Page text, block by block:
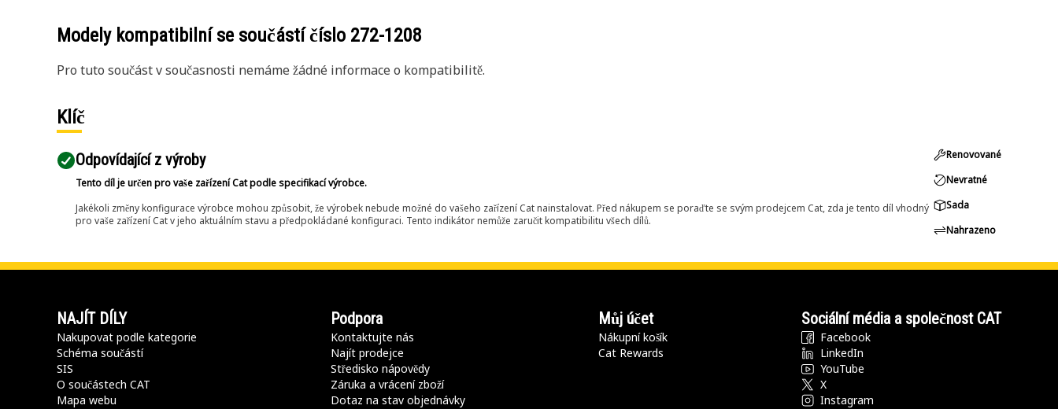
Modely kompatibilní se součástí číslo 272-1208
Pro tuto součást v současnosti nemáme žádné informace o kompatibilitě.
Klíč
Odpovídající z výroby
Tento díl je určen pro vaše zařízení Cat podle specifikací výrobce.
Jakékoli změny konfigurace výrobce mohou způsobit, že výrobek nebude možné do vašeho zařízení Cat nainstalovat. Před nákupem se poraďte se svým prodejcem Cat, zda je tento díl vhodný
pro vaše zařízení Cat v jeho aktuálním stavu a předpokládané konfiguraci. Tento indikátor nemůže zaručit kompatibilitu všech dílů.
Renovované
Nevratné
Sada
Nahrazeno
NAJÍT DÍLY
Nakupovat podle kategorie
Schéma součástí
SIS
O součástech CAT
Mapa webu
Podpora
Kontaktujte nás
Najít prodejce
Středisko nápovědy
Záruka a vrácení zboží
Dotaz na stav objednávky
Můj účet
Nákupní košík
Cat Rewards
Sociální média a společnost CAT
Facebook
LinkedIn
YouTube
X
Instagram